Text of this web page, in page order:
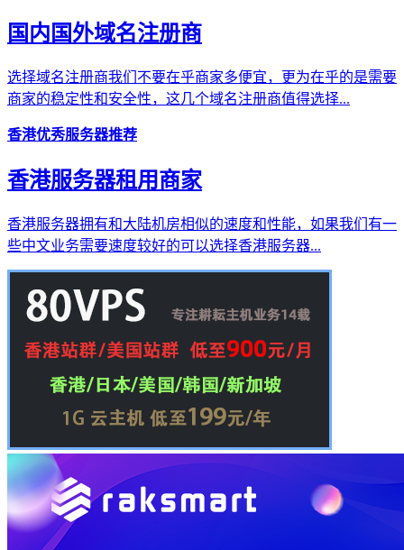
国内国外域名注册商
选择域名注册商我们不要在乎商家多便宜，更为在乎的是需要
商家的稳定性和安全性，这几个域名注册商值得选择...
香港优秀服务器推荐
香港服务器租用商家
香港服务器拥有和大陆机房相似的速度和性能，如果我们有一
些中文业务需要速度较好的可以选择香港服务器...